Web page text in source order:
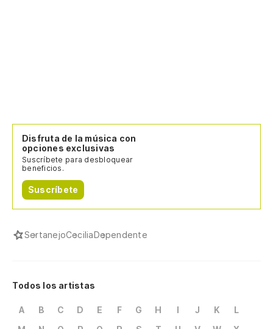
Disfruta de la música con
opciones exclusivas
Suscríbete para desbloquear
beneficios.
Suscríbete
SertanejoCeciliaDependente
Todos los artistas
A B C D E F G H I J K
L